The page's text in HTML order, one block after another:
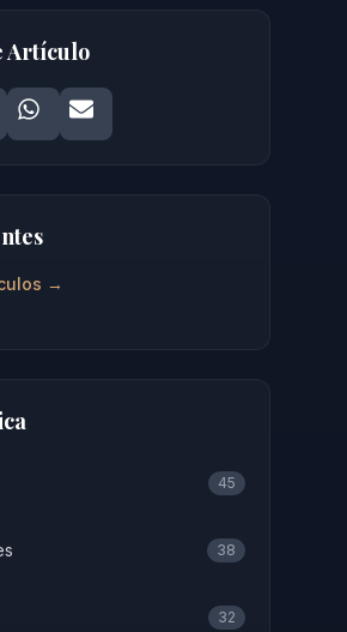
Artículo
X onLinkedIn
Share onWhatsApp
Share on
→
45
38
32